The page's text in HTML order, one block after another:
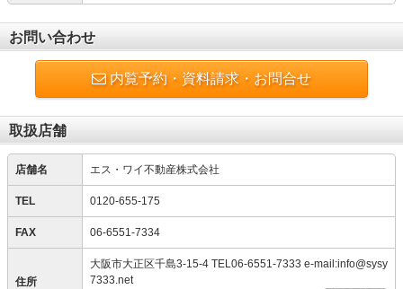
お問い合わせ
内覧予約・資料請求・お問合せ
取扱店舗
店舗名 エス・ワイ不動産株式会社
TEL 0120-655-175
FAX 06-6551-7334
住所
大阪市大正区千島3-15-4 TEL06-6551-7333 e-mail:info@sysy
7333.net